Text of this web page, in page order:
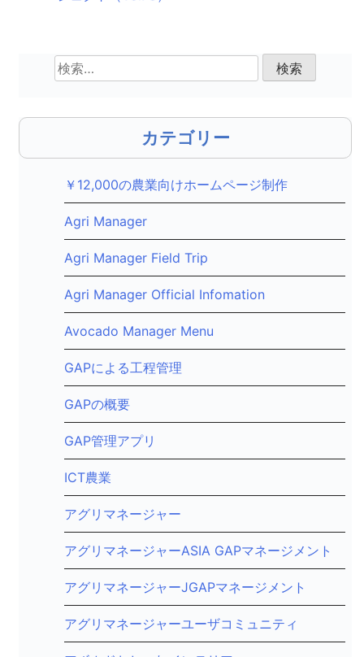
シ
検
索:
カテゴリー
￥12,000の農業向けホームページ制作
Agri Manager
Agri Manager Field Trip
Agri Manager Official Infomation
Avocado Manager Menu
GAPによる工程管理
GAPの概要
GAP管理アプリ
ICT農業
アグリマネージャー
アグリマネージャーASIA GAPマネージメント
アグリマネージャーJGAPマネージメント
アグリマネージャーユーザコミュニティ